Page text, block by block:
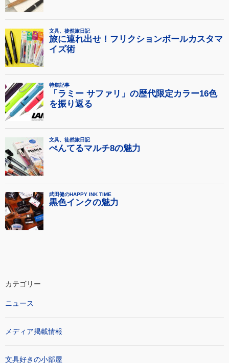
カテゴリー
ニュース
メディア掲載情報
文具好きの小部屋